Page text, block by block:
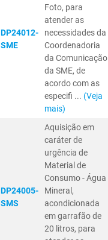
DP24012-
SME
Foto, para
atender as
necessidades da
Coordenadoria
da Comunicação
da SME, de
acordo com as
especifi ... (Veja
mais)
DP24005-
SMS
Aquisição em
caráter de
urgência de
Material de
Consumo - Água
Mineral,
acondicionada
em garrafão de
20 litros, para